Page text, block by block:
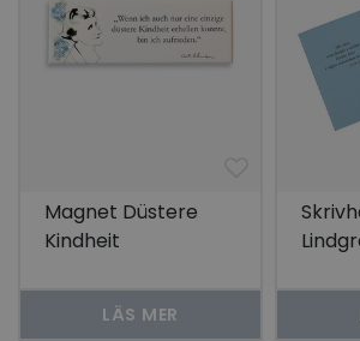
Magnet Düstere
Kindheit
LÄS MER